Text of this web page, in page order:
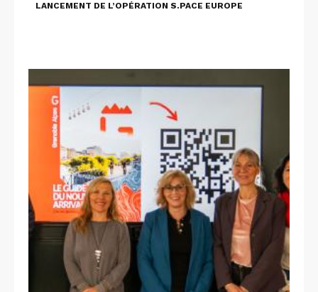
LANCEMENT DE L’OPÉRATION S.PACE EUROPE